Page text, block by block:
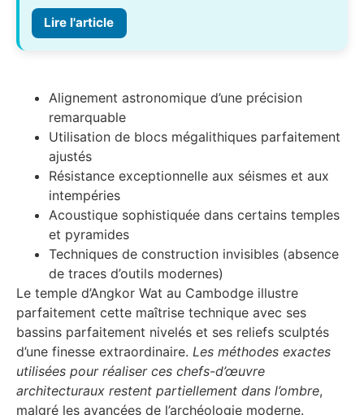
Lire l'article
Alignement astronomique d’une précision
remarquable
Utilisation de blocs mégalithiques parfaitement
ajustés
Résistance exceptionnelle aux séismes et aux
intempéries
Acoustique sophistiquée dans certains temples
et pyramides
Techniques de construction invisibles (absence
de traces d’outils modernes)
Le temple d’Angkor Wat au Cambodge illustre
parfaitement cette maîtrise technique avec ses
bassins parfaitement nivelés et ses reliefs sculptés
d’une finesse extraordinaire. Les méthodes exactes
utilisées pour réaliser ces chefs-d’œuvre
architecturaux restent partiellement dans l’ombre,
malgré les avancées de l’archéologie moderne.